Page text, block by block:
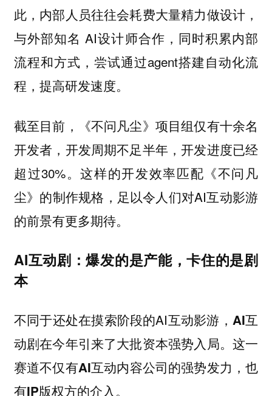
此，内部人员往往会耗费大量精力做设计，
与外部知名 AI设计师合作，同时积累内部
流程和方式，尝试通过agent搭建自动化流
程，提高研发速度。
截至目前，《不问凡尘》项目组仅有十余名
开发者，开发周期不足半年，开发进度已经
超过30%。这样的开发效率匹配《不问凡
尘》的制作规格，足以令人们对AI互动影游
的前景有更多期待。
AI互动剧：爆发的是产能，卡住的是剧
本
不同于还处在摸索阶段的AI互动影游， AI互
动剧在今年引来了大批资本强势入局。这一
赛道不仅有AI互动内容公司的强势发力，也
有IP版权方的介入。